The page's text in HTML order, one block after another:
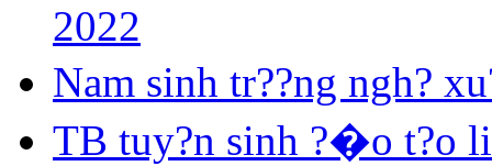
2022
Nam sinh tr??ng ngh?
TB tuy?n sinh ?�o t?o